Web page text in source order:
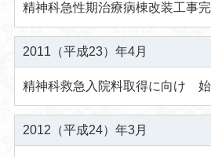
精神科急性期治療病棟改装工
2011（平成23）年4月
精神科救急入院料取得に向け
2012（平成24）年3月